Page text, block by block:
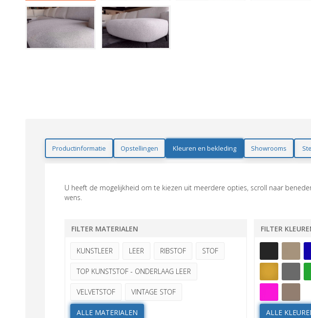
Productinformatie Opstellingen Kleuren en bekleding Showrooms
U heeft de mogelijkheid om te kiezen uit meerdere opties, scroll naar
wens.
FILTER MATERIALEN
KUNSTLEER LEER RIBSTOF STOF
TOP KUNSTSTOF - ONDERLAAG LEER
VELVETSTOF VINTAGE STOF
ALLE MATERIALEN
FILTER
ALLE